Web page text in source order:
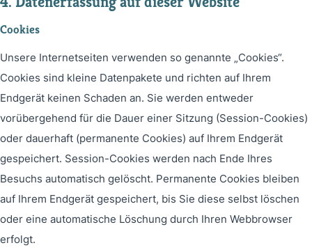
Cookies
Unsere Internetseiten verwenden so genannte „Cookies“.
Cookies sind kleine Datenpakete und richten auf Ihrem
Endgerät keinen Schaden an. Sie werden entweder
vorübergehend für die Dauer einer Sitzung (Session-Cookies)
oder dauerhaft (permanente Cookies) auf Ihrem Endgerät
gespeichert. Session-Cookies werden nach Ende Ihres
Besuchs automatisch gelöscht. Permanente Cookies bleiben
auf Ihrem Endgerät gespeichert, bis Sie diese selbst löschen
oder eine automatische Löschung durch Ihren Webbrowser
erfolgt.